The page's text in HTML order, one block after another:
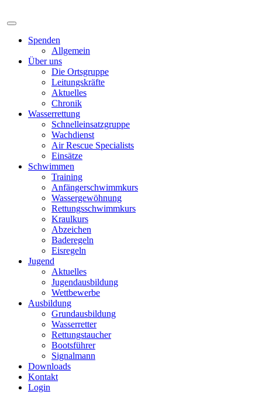
Spenden
Allgemein
Über uns
Die Ortsgruppe
Leitungskräfte
Aktuelles
Chronik
Wasserrettung
Schnelleinsatzgruppe
Wachdienst
Air Rescue Specialists
Einsätze
Schwimmen
Training
Anfängerschwimmkurs
Wassergewöhnung
Rettungsschwimmkurs
Kraulkurs
Abzeichen
Baderegeln
Eisregeln
Jugend
Aktuelles
Jugendausbildung
Wettbewerbe
Ausbildung
Grundausbildung
Wasserretter
Rettungstaucher
Bootsführer
Signalmann
Downloads
Kontakt
Login